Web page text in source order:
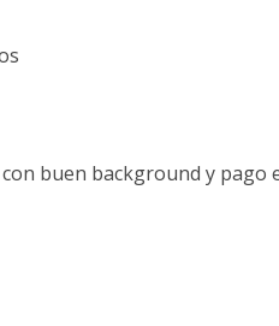
buen background y pago